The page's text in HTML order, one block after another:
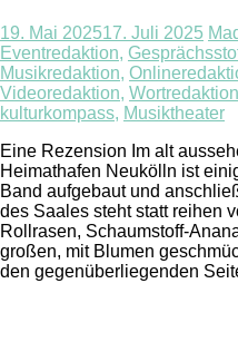
19. Mai 202517. Juli 2025
Eventredaktion,
Musikredaktion,
Videoredaktion, Wortredaktion
kulturkompass, Musiktheater
Eine Rezension Im alt
Heimathafen Neukölln ist
Band aufgebaut und
des Saales steht statt reihen
Rollrasen, Schaumstoff-
großen, mit Blumen
den gegenüberliegenden